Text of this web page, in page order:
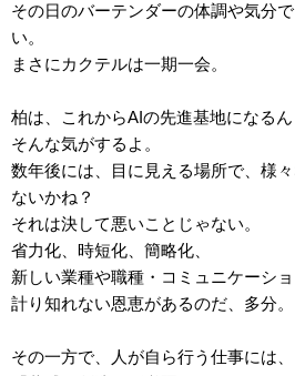
その日のバーテンダーの体調や気分
い。
まさにカクテルは一期一会。
柏は、これからAIの先進基地になるん
そんな気がするよ。
数年後には、目に見える場所で、様
ないかね？
それは決して悪いことじゃない。
省力化、時短化、簡略化、
新しい業種や職種・コミュニケー
計り知れない恩恵があるのだ、多分。
その一方で、人が自ら行う仕事には、